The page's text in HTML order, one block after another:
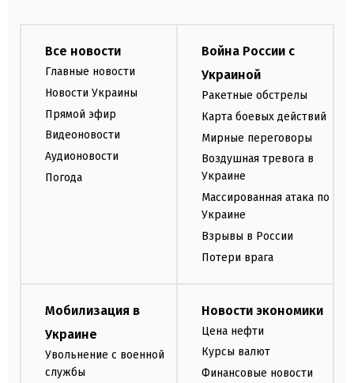
Все новости
Главные новости
Новости Украины
Прямой эфир
Видеоновости
Аудионовости
Погода
Война России с
Украиной
Ракетные обстрелы
Карта боевых действий
Мирные переговоры
Воздушная тревога в
Украине
Массированная атака по
Украине
Взрывы в России
Потери врага
Мобилизация в
Украине
Увольнение с военной
службы
Новости экономики
Цена нефти
Курсы валют
Финансовые новости